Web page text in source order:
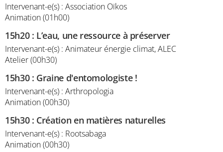
Intervenant-e(s) : Association Oïkos
Animation (01h00)
15h20: L’eau, une ressource à préserver
Intervenant-e(s) : Animateur énergie climat, ALEC
Atelier (00h30)
15h30: Graine d'entomologiste !
Intervenant-e(s) : Arthropologia
Animation (00h30)
15h30: Création en matières naturelles
Intervenant-e(s) : Rootsabaga
Animation (00h30)